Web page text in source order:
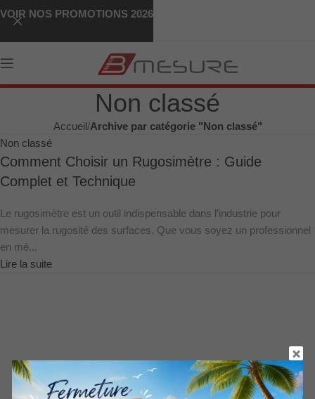
Non classé
Accueil Archive par catégorie "Non classé"
Non classé
Comment Choisir un Rugosimètre : Guide
Complet et Technique
Le rugosimètre est un outil indispensable dans l'industrie pour
mesurer la rugosité des surfaces. Que vous soyez un professionnel
en mé...
Lire la suite
VOIR NOS PROMOTIONS 2026